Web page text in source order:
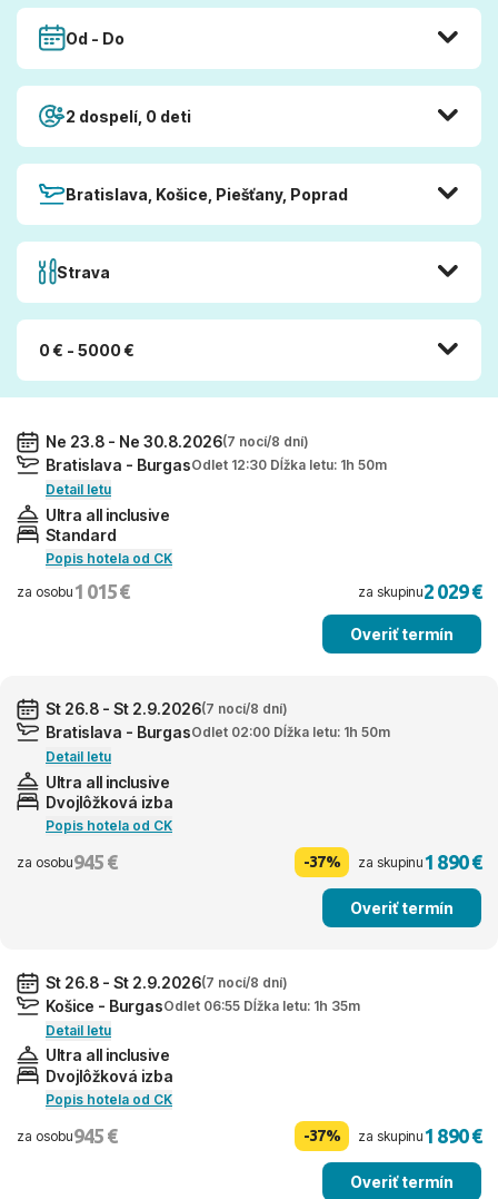
Od - Do
2 dospelí, 0 deti
Bratislava, Košice, Piešťany, Poprad
Strava
0 € - 5000 €
Ne 23.8 - Ne 30.8.2026(7 nocí/8 dní)
Bratislava - BurgasOdlet 12:30 Dĺžka letu: 1h 50m
Detail letu
Ultra all inclusive
Standard
Popis hotela od CK
za osobu 1 015 € za skupinu2 029 €
Overiť termín
St 26.8 - St 2.9.2026(7 nocí/8 dní)
Bratislava - BurgasOdlet 02:00 Dĺžka letu: 1h 50m
Detail letu
Ultra all inclusive
Dvojlôžková izba
Popis hotela od CK
za osobu945 € -37% za skupinu1 890 €
Overiť termín
St 26.8 - St 2.9.2026(7 nocí/8 dní)
Košice - BurgasOdlet 06:55 Dĺžka letu: 1h 35m
Detail letu
Ultra all inclusive
Dvojlôžková izba
Popis hotela od CK
za osobu945 € -37% za skupinu1 890 €
Overiť termín